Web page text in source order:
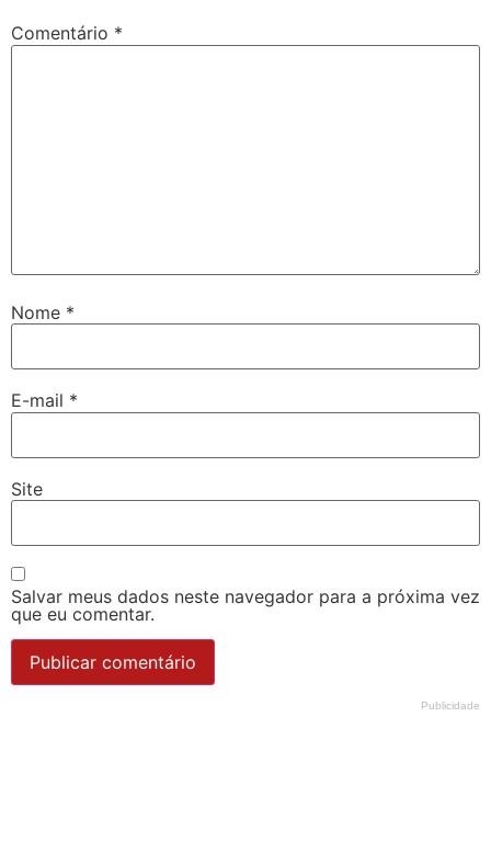
Comentário *
Nome *
E-mail *
Site
Salvar meus dados neste navegador para a próxima vez
que eu comentar.
Publicidade